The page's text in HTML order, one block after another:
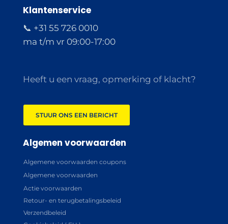
Klantenservice
📞 +31 55 726 0010
ma t/m vr 09:00-17:00
Heeft u een vraag, opmerking of klacht?
STUUR ONS EEN BERICHT
Algemen voorwaarden
Algemene voorwaarden coupons
Algemene voorwaarden
Actie voorwaarden
Retour- en terugbetalingsbeleid
Verzendbeleid